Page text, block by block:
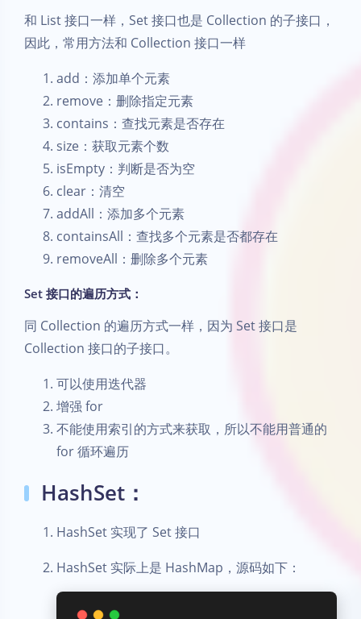
和 List 接口一样，Set 接口也是 Collection 的子接口，
因此，常用方法和 Collection 接口一样
add：添加单个元素
remove：删除指定元素
contains：查找元素是否存在
size：获取元素个数
isEmpty：判断是否为空
clear：清空
addAll：添加多个元素
containsAll：查找多个元素是否都存在
removeAll：删除多个元素
Set 接口的遍历方式：
同 Collection 的遍历方式一样，因为 Set 接口是
Collection 接口的子接口。
可以使用迭代器
增强 for
不能使用索引的方式来获取，所以不能用普通的
for 循环遍历
HashSet：
HashSet 实现了 Set 接口
HashSet 实际上是 HashMap，源码如下：